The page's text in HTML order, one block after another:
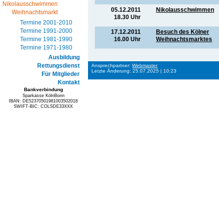
Nikolausschwimmen
Weihnachtsmarkt
Termine 2001-2010
Termine 1991-2000
Termine 1981-1990
Termine 1971-1980
Ausbildung
Rettungsdienst
Für Mitglieder
Kontakt
Bankverbindung
Sparkasse KölnBonn
IBAN: DE52370501981003502018
SWIFT-BIC: COLSDE33XXX
05.12.2011
18.30 Uhr
Nikolausschwimmen
17.12.2011
16.00 Uhr
Besuch des Kölner
Weihnachtsmarktes
Ansprechpartner:Webmaster
Letzte Änderung: 25.07.2025 | 10:23